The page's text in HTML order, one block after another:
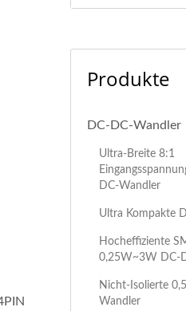
Produkte
DC-DC-Wandler
Ultra-Breite 8:1
DC-Wandler
Ultra Kompakte
Hocheffiziente
0,25W~3W DC-
Nicht-Isolierte
Wandler